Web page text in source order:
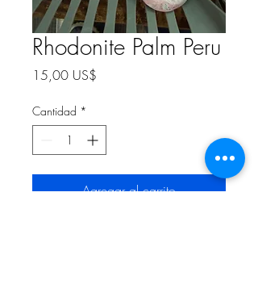
Rhodonite Palm Peru
15,00 US$
Cantidad *
Agregar al carrito